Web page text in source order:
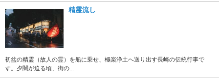
精霊流し
初盆の精霊（故人の霊）を船に乗せ、極楽浄土へ送り出す長崎の伝統行事で
す。夕闇が迫る頃、街の...